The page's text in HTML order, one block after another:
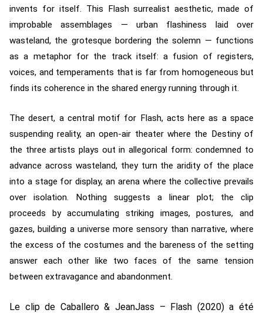
invents for itself. This Flash surrealist aesthetic, made of
improbable assemblages — urban flashiness laid over
wasteland, the grotesque bordering the solemn — functions
as a metaphor for the track itself: a fusion of registers,
voices, and temperaments that is far from homogeneous but
finds its coherence in the shared energy running through it.
The desert, a central motif for Flash, acts here as a space
suspending reality, an open-air theater where the Destiny of
the three artists plays out in allegorical form: condemned to
advance across wasteland, they turn the aridity of the place
into a stage for display, an arena where the collective prevails
over isolation. Nothing suggests a linear plot; the clip
proceeds by accumulating striking images, postures, and
gazes, building a universe more sensory than narrative, where
the excess of the costumes and the bareness of the setting
answer each other like two faces of the same tension
between extravagance and abandonment.
Le clip de Caballero & JeanJass – Flash (2020) a été